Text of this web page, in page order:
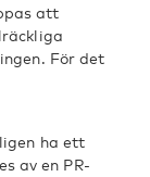
att
För det
ha ett
av en PR-